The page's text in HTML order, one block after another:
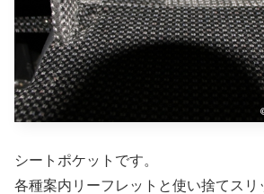
シートポケットです。
各種案内リーフレットと使い捨てスリ